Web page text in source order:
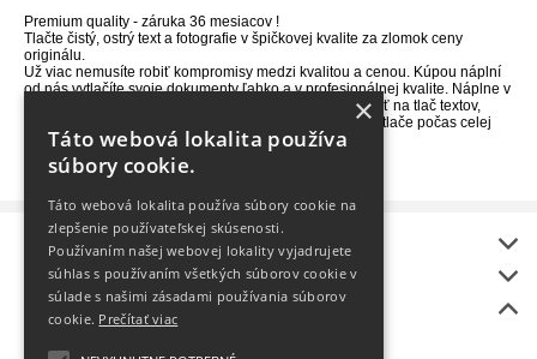
Premium quality - záruka 36 mesiacov !
Tlačte čistý, ostrý text a fotografie v špičkovej kvalite za zlomok ceny
originálu.
Už viac nemusíte robiť kompromisy medzi kvalitou a cenou. Kúpou náplní
od nás vytlačíte svoje dokumenty ľahko a v profesionálnej kvalite. Náplne v
našej ponuke sú prémiovej kvality. Môžete ich tak použiť na tlač textov,
grafiky, či fotografii a spoľahnúť sa konzistentnú kvalitu tlače počas celej
doby životnosti.
Informácie
onlineToner
Bonus
Ako vybrať tlačiareň?
×
Táto webová lokalita používa
súbory cookie.
Táto webová lokalita používa súbory cookie na
zlepšenie používateľskej skúsenosti.
Používaním našej webovej lokality vyjadrujete
súhlas s používaním všetkých súborov cookie v
súlade s našimi zásadami používania súborov
cookie. Prečítať viac